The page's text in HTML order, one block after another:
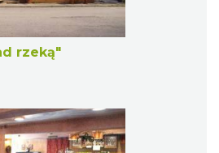
rzeką"